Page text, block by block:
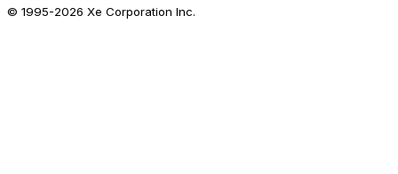
© 1995-2026 Xe Corporation Inc.